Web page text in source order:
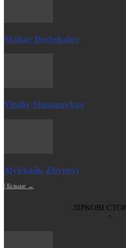
Makar Dudukalov
Vitaliy Slastianykov
Mykhailo Zhyrnyi
| Більше →
ЗІРКОВІ